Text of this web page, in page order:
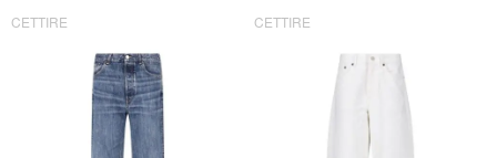
CETTIRE CETTIRE